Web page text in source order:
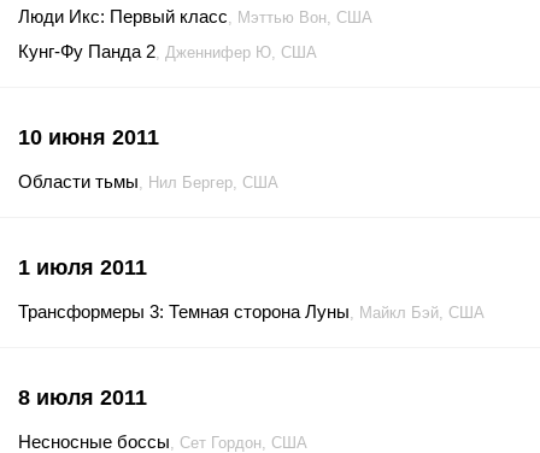
Люди Икс: Первый класс, Мэттью Вон, США
Кунг-Фу Панда 2, Дженнифер Ю, США
10 июня 2011
Области тьмы, Нил Бергер, США
1 июля 2011
Трансформеры 3: Темная сторона Луны, Майкл Бэй, США
8 июля 2011
Несносные боссы, Сет Гордон, США